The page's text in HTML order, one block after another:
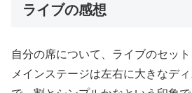
ライブの感想
自分の席について、ライブのセット
メインステージは左右に大きなデ